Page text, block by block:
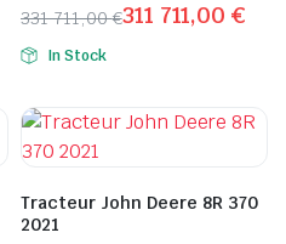
331 711,00€
Le
prix
était :
331
311 711,00€
Le
prix
est :
311
In Stock
Tracteur John Deere 8R 370
2021